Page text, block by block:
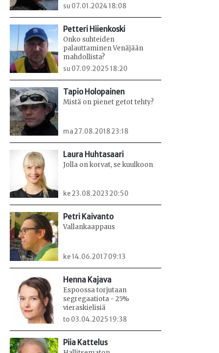
su 07.01.2024 18:08
Petteri Hiienkoski
Onko suhteiden
palauttaminen Venäjään
mahdollista?
su 07.09.2025 18:20
Tapio Holopainen
Mistä on pienet getot tehty?
ma 27.08.2018 23:18
Laura Huhtasaari
Jolla on korvat, se kuulkoon
ke 23.08.2023 20:50
Petri Kaivanto
Vallankaappaus
ke 14.06.2017 09:13
Henna Kajava
Espoossa torjutaan
segregaatiota - 25%
vieraskielisiä
to 03.04.2025 19:38
Piia Kattelus